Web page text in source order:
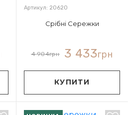
Артикул: 20620
Срібні Сережки
4 904грн 3 433грн
КУПИТИ